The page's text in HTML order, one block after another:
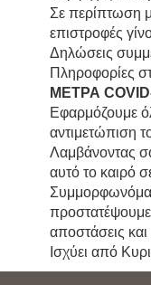
Σε περίπτωση
επιστροφές
Δηλώσεις
Πληροφορίες
ΜΕΤΡΑ
Εφαρμόζουμε
αντιμετώπιση
Λαμβάνοντας
αυτό το καιρό
προστατέψουμε
αποστάσεις
Ισχύει από